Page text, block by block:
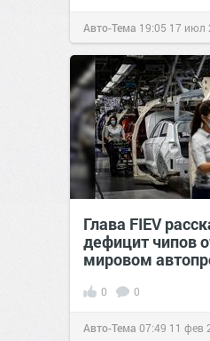
Авто-Тема 19:05 17 июл
Глава FIEV
дефицит чипов
мировом
0 0
Авто-Тема 07:49 11 фев